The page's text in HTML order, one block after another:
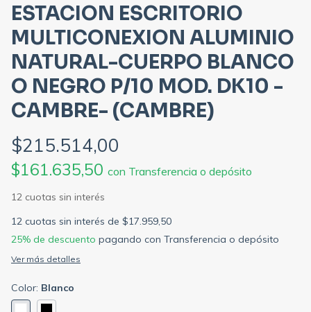
ESTACION ESCRITORIO
MULTICONEXION ALUMINIO
NATURAL-CUERPO BLANCO
O NEGRO P/10 MOD. DK10 -
CAMBRE- (CAMBRE)
$215.514,00
$161.635,50 con Transferencia o depósito
12 cuotas sin interés de $17.959,50
25% de descuento pagando con Transferencia o depósito
Ver más detalles
Color: Blanco